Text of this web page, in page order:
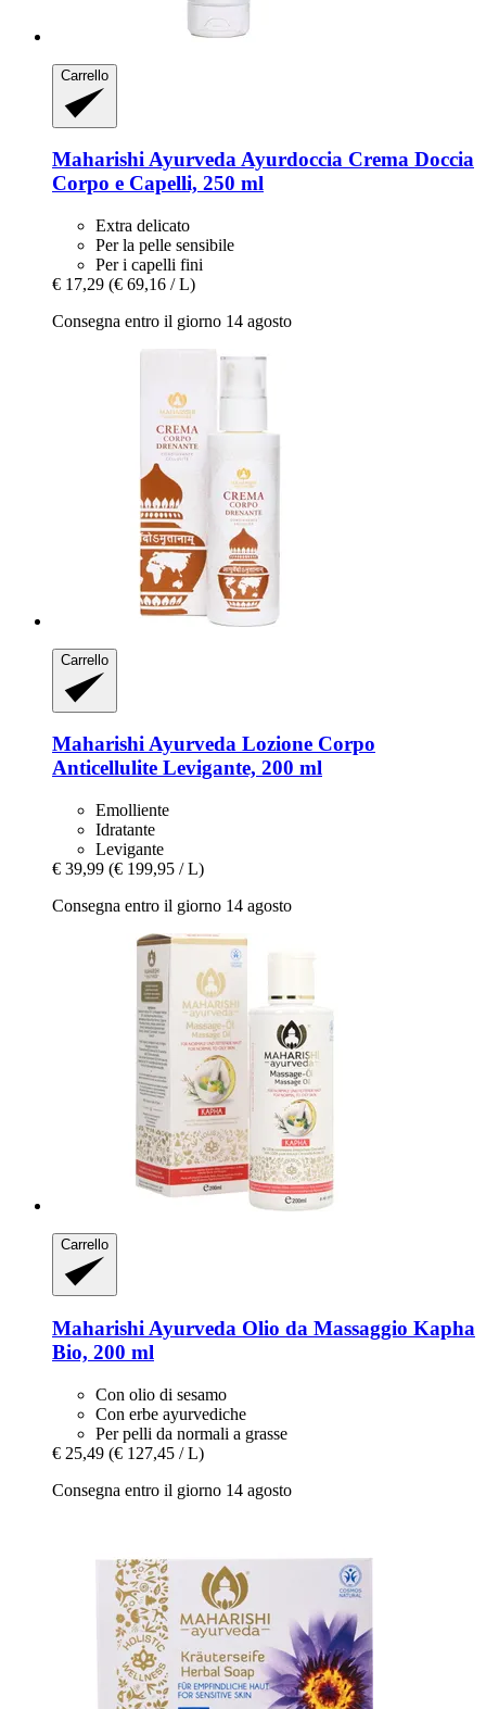
Carrello
Maharishi AyurvedaAyurdoccia Crema Doccia
Corpo e Capelli, 250 ml
Extra delicato
Per la pelle sensibile
Per i capelli fini
€ 17,29 (€ 69,16 / L)
Consegna entro il giorno 14 agosto
Carrello
Maharishi Ayurveda Lozione Corpo
Anticellulite Levigante, 200 ml
Emolliente
Idratante
Levigante
€ 39,99 (€ 199,95 / L)
Consegna entro il giorno 14 agosto
Carrello
Maharishi Ayurveda Olio da Massaggio Kapha
Bio, 200 ml
Con olio di sesamo
Con erbe ayurvediche
Per pelli da normali a grasse
€ 25,49 (€ 127,45 / L)
Consegna entro il giorno 14 agosto